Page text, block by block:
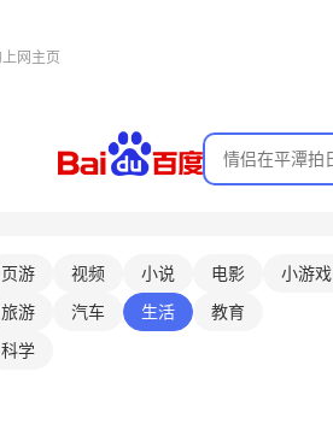
网主页
页游 视频 小说 电影 小游戏
旅游 汽车 生活 教育
科学